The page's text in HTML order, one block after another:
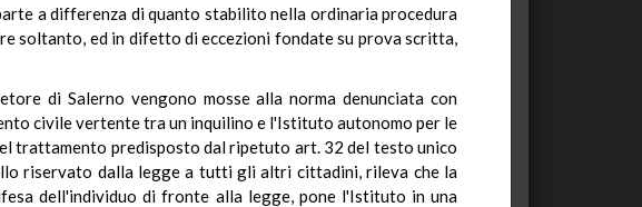
a differenza di quanto stabilito nella ordinaria procedura
soltanto, ed in difetto di eccezioni fondate su prova scritta,
di Salerno vengono mosse alla norma denunciata con
civile vertente tra un inquilino e l'Istituto autonomo per le
trattamento predisposto dal ripetuto art. 32 del testo unico
riservato dalla legge a tutti gli altri cittadini, rileva che la
dell'individuo di fronte alla legge, pone l'Istituto in una